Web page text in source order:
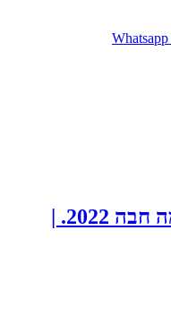
Whatsapp
Ⓒ כל הזכויות שמורות לסימה חבה 2022. |